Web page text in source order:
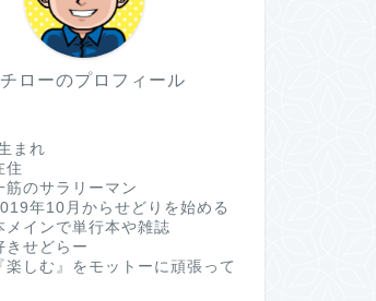
ローのプロフィール
まれ
住
筋のサラリーマン
年10月からせどりを始める
メインで単行本や雑誌
きせどらー
楽しむ』をモットーに頑張って